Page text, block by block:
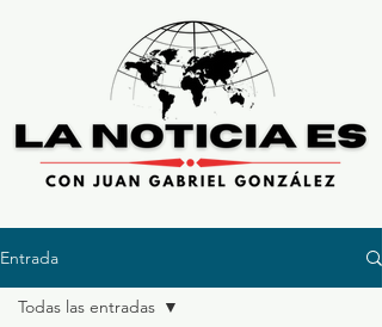
Entrada
Todas las entradas